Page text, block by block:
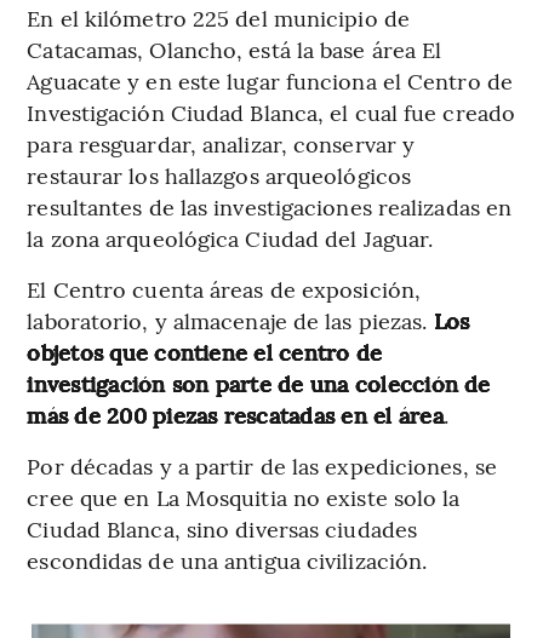
En el kilómetro 225 del municipio de
Catacamas, Olancho, está la base área El
Aguacate y en este lugar funciona el Centro de
Investigación Ciudad Blanca, el cual fue creado
para resguardar, analizar, conservar y
restaurar los hallazgos arqueológicos
resultantes de las investigaciones realizadas en
la zona arqueológica Ciudad del Jaguar.
El Centro cuenta áreas de exposición,
laboratorio, y almacenaje de las piezas. Los
objetos que contiene el centro de
investigación son parte de una colección de
más de 200 piezas rescatadas en el área.
Por décadas y a partir de las expediciones, se
cree que en La Mosquitia no existe solo la
Ciudad Blanca, sino diversas ciudades
escondidas de una antigua civilización.